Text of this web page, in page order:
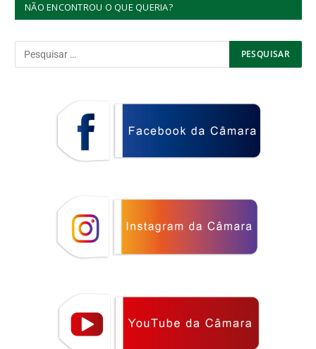
NÃO ENCONTROU O QUE QUERIA?